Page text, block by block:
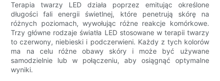
Terapia twarzy LED działa poprzez emitując określone
długości fali energii świetlnej, które penetrują skórę na
różnych poziomach, wywołując różne reakcje komórkowe.
Trzy główne rodzaje światła LED stosowane w terapii twarzy
to czerwony, niebieski i podczerwieni. Każdy z tych kolorów
ma na celu różne obawy skóry i może być używane
samodzielnie lub w połączeniu, aby osiągnąć optymalne
wyniki.